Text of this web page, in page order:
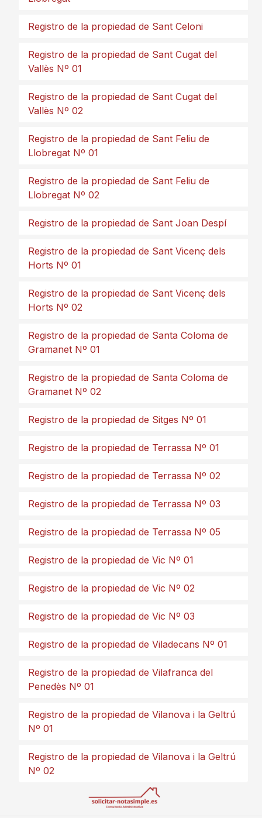
Registro de la propiedad de Sant Celoni
Registro de la propiedad de Sant Cugat del
Vallès Nº 01
Registro de la propiedad de Sant Cugat del
Vallès Nº 02
Registro de la propiedad de Sant Feliu de
Llobregat Nº 01
Registro de la propiedad de Sant Feliu de
Llobregat Nº 02
Registro de la propiedad de Sant Joan Despí
Registro de la propiedad de Sant Vicenç dels
Horts Nº 01
Registro de la propiedad de Sant Vicenç dels
Horts Nº 02
Registro de la propiedad de Santa Coloma de
Gramanet Nº 01
Registro de la propiedad de Santa Coloma de
Gramanet Nº 02
Registro de la propiedad de Sitges Nº 01
Registro de la propiedad de Terrassa Nº 01
Registro de la propiedad de Terrassa Nº 02
Registro de la propiedad de Terrassa Nº 03
Registro de la propiedad de Terrassa Nº 05
Registro de la propiedad de Vic Nº 01
Registro de la propiedad de Vic Nº 02
Registro de la propiedad de Vic Nº 03
Registro de la propiedad de Viladecans Nº 01
Registro de la propiedad de Vilafranca del
Penedès Nº 01
Registro de la propiedad de Vilanova i la Geltrú
Nº 01
Registro de la propiedad de Vilanova i la Geltrú
Nº 02